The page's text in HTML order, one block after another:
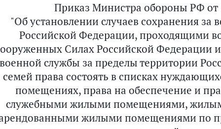
проходящими военную службу по контракту в Вооруженных
Приказ Министра обороны РФ от
"Об установлении случаев сохранения
Российской Федерации, проходящими
Силах Российской Федерации
военной службы за пределы территории
семей права состоять в списках
помещениях, права на обеспечение и
служебными жилыми помещениями,
жилыми помещениями по